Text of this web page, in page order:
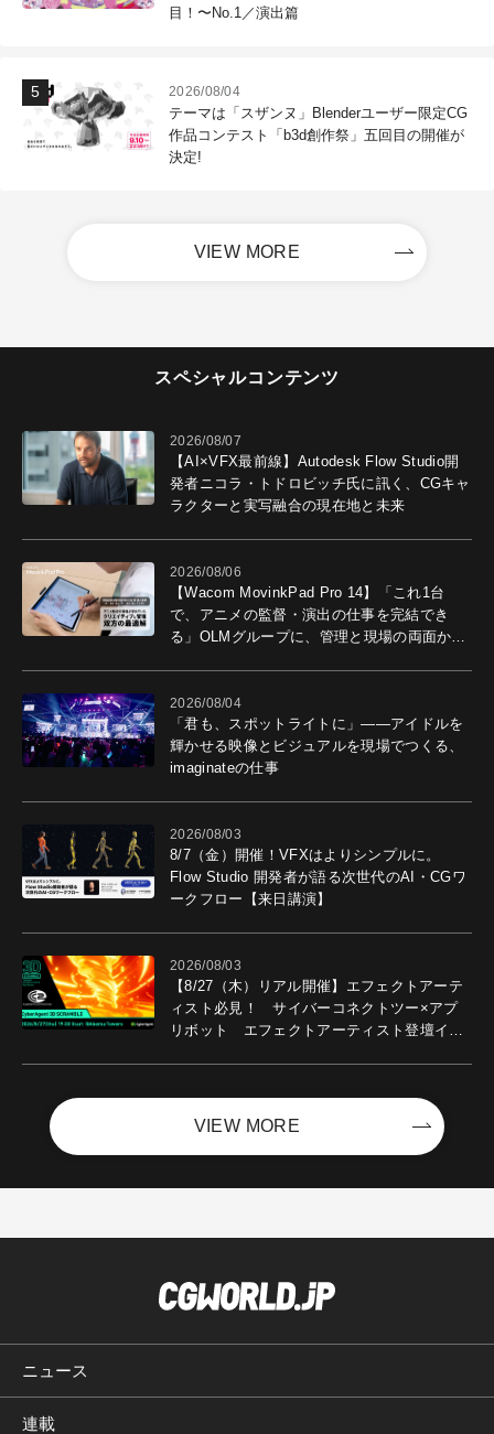
目！〜No.1／演出篇
2026/08/04
テーマは「スザンヌ」Blenderユーザー限定CG
作品コンテスト「b3d創作祭」五回目の開催が
決定!
VIEW MORE
スペシャルコンテンツ
2026/08/07
【AI×VFX最前線】Autodesk Flow Studio開
発者ニコラ・トドロビッチ氏に訊く、CGキャ
ラクターと実写融合の現在地と未来
2026/08/06
【Wacom MovinkPad Pro 14】「これ1台
で、アニメの監督・演出の仕事を完結でき
る」OLMグループに、管理と現場の両面から
2026/08/04
「君も、スポットライトに」――アイドルを
輝かせる映像とビジュアルを現場でつくる、
imaginateの仕事
2026/08/03
8/7（金）開催！VFXはよりシンプルに。
Flow Studio 開発者が語る次世代のAI・CGワ
ークフロー【来日講演】
2026/08/03
【8/27（木）リアル開催】エフェクトアーテ
ィスト必見！ サイバーコネクトツー×アプ
リボット エフェクトアーティスト登壇イベ
VIEW MORE
ニュース
連載